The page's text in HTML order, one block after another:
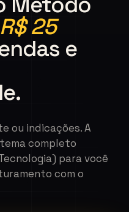
R$ 25
e
ou indicações. A
completo
para você
com o